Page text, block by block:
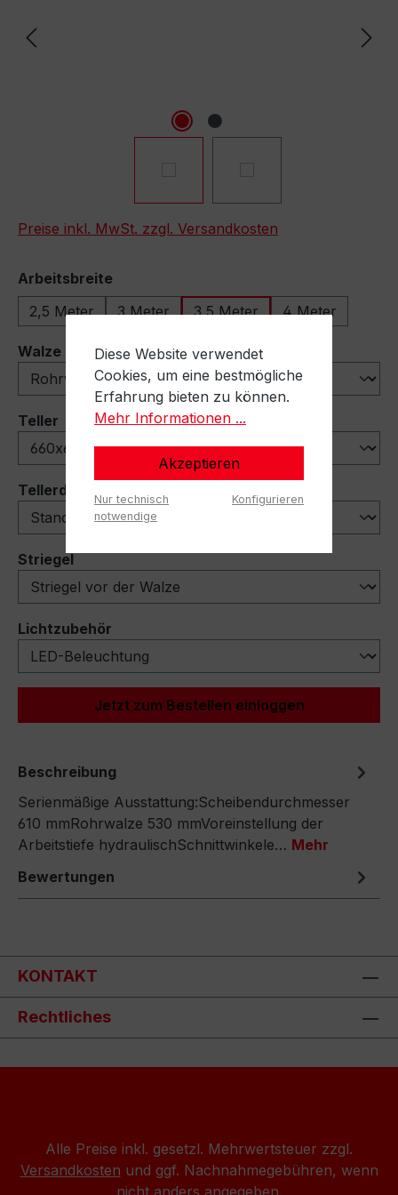
Preise inkl. MwSt. zzgl. Versandkosten
Arbeitsbreiteauswählen
2,5 Meter
3 Meter 3,5 Meter 4 Meter
Walzeauswählen
Teller auswählen
Tellerdeflektoren
Striegelauswählen
Lichtzubehör
Jetzt zum Bestellen einloggen
Beschreibung
Serienmäßige Ausstattung:Scheibendurchmesser
610 mmRohrwalze 530 mmVoreinstellung der
Arbeitstiefe hydraulischSchnittwinkele… Mehr
Bewertungen
KONTAKT
Rechtliches
Alle Preise inkl. gesetzl. Mehrwertsteuer zzgl.
Versandkosten und ggf. Nachnahmegebühren, wenn
nicht anders angegeben.
Diese Website verwendet
Cookies, um eine bestmögliche
Erfahrung bieten zu können.
Mehr Informationen ...
Akzeptieren
Nur technisch
notwendige
Konfigurieren